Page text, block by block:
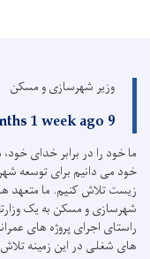
وزیر شهرسازی و مسکن
9 months 1 week ago
ما خود را در برابر خدای
خود می دانیم برای توسعه
زیست تلاش کنیم. ما متعهد
شهرسازی و مسکن به یک
راستای اجرای پروژه های
های شغلی در این زمینه